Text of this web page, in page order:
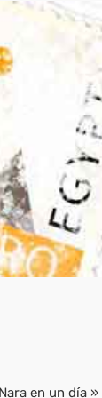
en un día »